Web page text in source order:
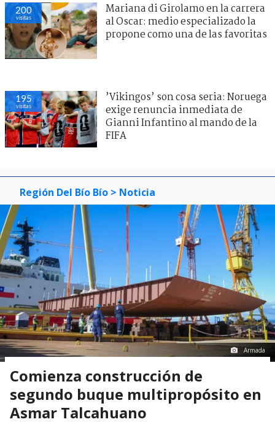
200
visitas
Mariana di Girolamo en la carrera
al Oscar: medio especializado la
propone como una de las favoritas
195
visitas
’Vikingos’ son cosa seria: Noruega
exige renuncia inmediata de
Gianni Infantino al mando de la
FIFA
Región Del Bío Bío > Noticia
Armada
Comienza construcción de
segundo buque multipropósito en
Asmar Talcahuano